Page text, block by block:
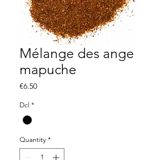
Mélange des ange
mapuche
€6.50Price
Dcl *
Quantity *